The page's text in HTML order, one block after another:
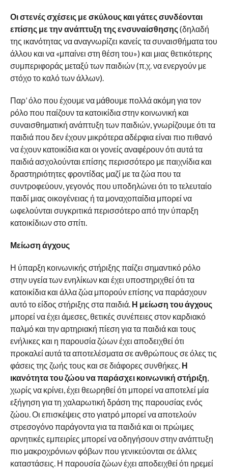
Οι στενές σχέσεις με σκύλους και γάτες συνδέονται
επίσης με την ανάπτυξη της ενσυναίσθησης(δηλαδή
της ικανότητας να αναγνωρίζει κανείς τα συναισθήματα του
άλλου και να «μπαίνει στη θέση του») και μιας θετικότερης
συμπεριφοράς μεταξύ των παιδιών (π.χ. να ενεργούν με
στόχο το καλό των άλλων).
Παρ’ όλο που έχουμε να μάθουμε πολλά ακόμη για τον
ρόλο που παίζουν τα κατοικίδια στην κοινωνική και
συναισθηματική ανάπτυξη των παιδιών, γνωρίζουμε ότι τα
παιδιά που δεν έχουν μικρότερα αδέρφια είναι πιο πιθανό
να έχουν κατοικίδια και οι γονείς αναφέρουν ότι αυτά τα
παιδιά ασχολούνται επίσης περισσότερο με παιχνίδια και
δραστηριότητες φροντίδας μαζί με τα ζώα που τα
συντροφεύουν, γεγονός που υποδηλώνει ότι το τελευταίο
παιδί μιας οικογένειας ή τα μοναχοπαίδια μπορεί να
ωφελούνται συγκριτικά περισσότερο από την ύπαρξη
κατοικίδιων στο σπίτι.
Μείωση άγχους
Η ύπαρξη κοινωνικής στήριξης παίζει σημαντικό ρόλο
στην υγεία των ενηλίκων και έχει υποστηριχθεί ότι τα
κατοικίδια και άλλα ζώα μπορούν επίσης να παράσχουν
αυτό το είδος στήριξης στα παιδιά.Η μείωση του άγχους
μπορεί να έχει άμεσες, θετικές συνέπειες στον καρδιακό
παλμό και την αρτηριακή πίεση για τα παιδιά και τους
ενήλικες και η παρουσία ζώων έχει αποδειχθεί ότι
προκαλεί αυτά τα αποτελέσματα σε ανθρώπους σε όλες τις
φάσεις της ζωής τους και σε διάφορες συνθήκες.Η
ικανότητα του ζώου να παράσχει κοινωνική στήριξη,
χωρίς να κρίνει, έχει θεωρηθεί ότι μπορεί να αποτελεί μία
εξήγηση για τη χαλαρωτική δράση της παρουσίας ενός
ζώου. Οι επισκέψεις στο γιατρό μπορεί να αποτελούν
στρεσογόνο παράγοντα για τα παιδιά και οι πρώιμες
αρνητικές εμπειρίες μπορεί να οδηγήσουν στην ανάπτυξη
πιο μακροχρόνιων φόβων που γενικεύονται σε άλλες
καταστάσεις. Η παρουσία ζώων έχει αποδειχθεί ότι ηρεμεί